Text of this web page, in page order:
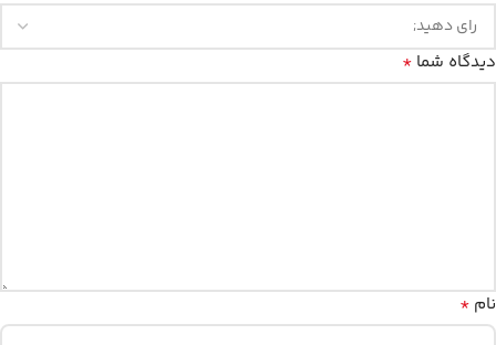
دیدگاه شما *
نام *